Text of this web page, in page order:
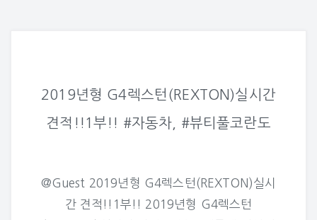
2019년형 G4렉스턴(REXTON)실시간
견적!!1부!! #자동차, #뷰티풀코란도
@Guest 2019년형 G4렉스턴(REXTON)실시
간 견적!!1부!! 2019년형 G4렉스턴